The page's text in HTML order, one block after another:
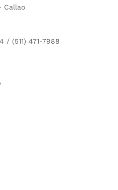
Callao
/ (511) 471-7988